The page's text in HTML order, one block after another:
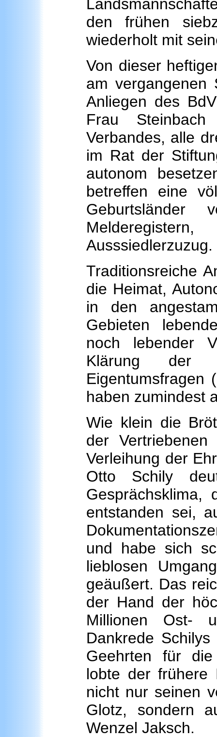
den frühen
wiederholt mit
Von dieser
am vergangenen
Anliegen des
Frau
Verbandes, alle
im Rat der
autonom
betreffen eine
Geburtsländer
Ausssiedlerzuzug.
Traditionsreiche
die Heimat,
in den
Gebieten
noch lebender
Klärung der
Eigentumsfragen
haben zumindest
Wie klein die
der
Verleihung der
Otto Schily
entstanden sei,
und habe sich
lieblosen
geäußert. Das
der Hand der
Millionen Ost-
Dankrede
Geehrten für die
lobte der frühere
nicht nur seinen
Glotz, sondern
Wenzel Jaksch.